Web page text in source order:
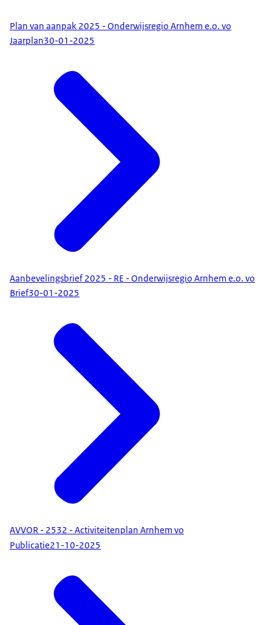
Plan van aanpak 2025 - Onderwijsregio Arnhem e.o. vo
Jaarplan30-01-2025
Aanbevelingsbrief 2025 - RE - Onderwijsregio Arnhem e.o. vo
Brief30-01-2025
AVVOR - 2532 - Activiteitenplan Arnhem vo
Publicatie21-10-2025